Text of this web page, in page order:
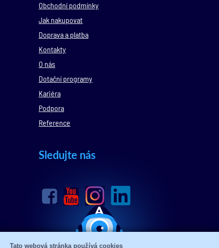
Obchodní podmínky
Jak nakupovat
Doprava a platba
Kontakty
O nás
Dotační programy
Kariéra
Podpora
Reference
Sledujte nás
Tato webová stránka používá cookies